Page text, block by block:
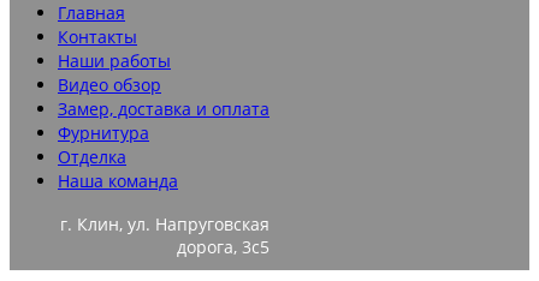
Главная
Контакты
Наши работы
Видео обзор
Замер, доставка и оплата
Фурнитура
Отделка
Наша команда
г. Клин, ул. Напруговская
дорога, 3с5